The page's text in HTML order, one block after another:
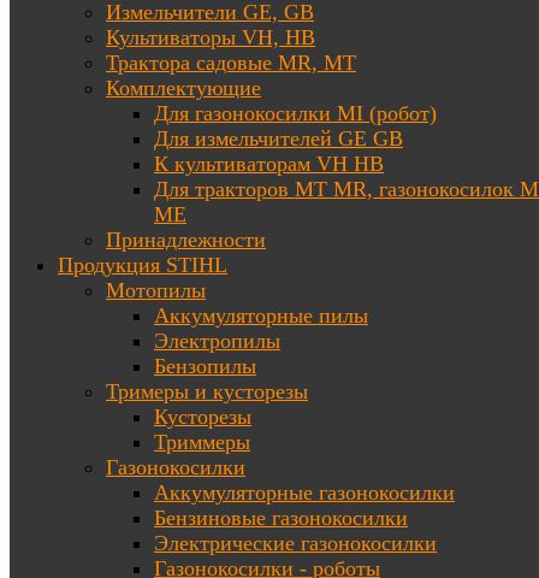
Измельчители GE, GB
Культиваторы VH, HB
Трактора садовые MR, MT
Комплектующие
Для газонокосилки MI (робот)
Для измельчителей GE GB
К культиваторам VH HB
Для тракторов МТ MR, газонокосилок
ME
Принадлежности
Продукция STIHL
Мотопилы
Аккумуляторные пилы
Электропилы
Бензопилы
Тримеры и кусторезы
Кусторезы
Триммеры
Газонокосилки
Аккумуляторные газонокосилки
Бензиновые газонокосилки
Электрические газонокосилки
Газонокосилки - роботы